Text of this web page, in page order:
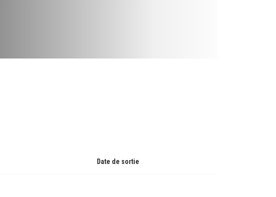
Date de sortie